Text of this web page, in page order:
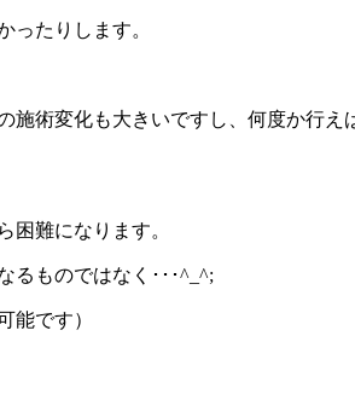
ったりします。
施術変化も大きいですし、何度か行
困難になります。
るものではなく･･･^_^;
能です）